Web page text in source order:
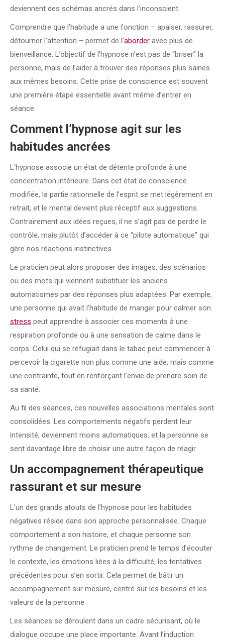
deviennent des schémas ancrés dans l’inconscient.
Comprendre que l’habitude a une fonction – apaiser, rassurer,
détourner l’attention – permet de l’aborder avec plus de
bienveillance. L’objectif de l’hypnose n’est pas de “briser” la
personne, mais de l’aider à trouver des réponses plus saines
aux mêmes besoins. Cette prise de conscience est souvent
une première étape essentielle avant même d’entrer en
séance.
Comment l’hypnose agit sur les
habitudes ancrées
L’hypnose associe un état de détente profonde à une
concentration intérieure. Dans cet état de conscience
modifiée, la partie rationnelle de l’esprit se met légèrement en
retrait, et le mental devient plus réceptif aux suggestions.
Contrairement aux idées reçues, il ne s’agit pas de perdre le
contrôle, mais plutôt d’accéder à ce “pilote automatique” qui
gère nos réactions instinctives.
Le praticien peut alors proposer des images, des scénarios
ou des mots qui viennent substituer les anciens
automatismes par des réponses plus adaptées. Par exemple,
une personne qui avait l’habitude de manger pour calmer son
stress peut apprendre à associer ces moments à une
respiration profonde ou à une sensation de calme dans le
corps. Celui qui se réfugiait dans le tabac peut commencer à
percevoir la cigarette non plus comme une aide, mais comme
une contrainte, tout en renforçant l’envie de prendre soin de
sa santé.
Au fil des séances, ces nouvelles associations mentales sont
consolidées. Les comportements négatifs perdent leur
intensité, deviennent moins automatiques, et la personne se
sent davantage libre de choisir une autre façon de réagir.
Un accompagnement thérapeutique
rassurant et sur mesure
L’un des grands atouts de l’hypnose pour les habitudes
négatives réside dans son approche personnalisée. Chaque
comportement a son histoire, et chaque personne son
rythme de changement. Le praticien prend le temps d’écouter
le contexte, les émotions liées à la difficulté, les tentatives
précédentes pour s’en sortir. Cela permet de bâtir un
accompagnement sur mesure, centré sur les besoins et les
valeurs de la personne.
Les séances se déroulent dans un cadre sécurisant, où le
dialogue occupe une place importante. Avant l’induction